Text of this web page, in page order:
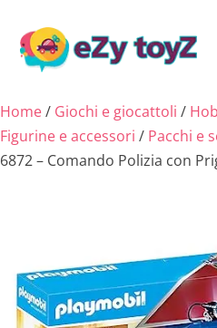
Home/ Giochi e giocattoli /
Figurine e accessori / Pacchi e
6872 – Comando Polizia con